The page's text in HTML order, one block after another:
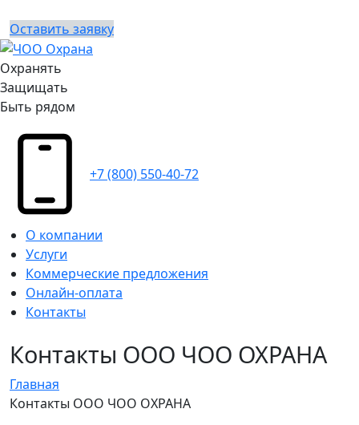
Оставить заявку
Охранять
Защищать
Быть рядом
+7 (800) 550-40-72
О компании
Услуги
Коммерческие предложения
Онлайн-оплата
Контакты
Контакты ООО ЧОО ОХРАНА
Главная
Контакты ООО ЧОО ОХРАНА